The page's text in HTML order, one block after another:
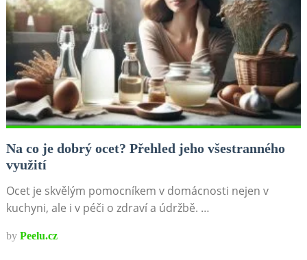
Na co je dobrý ocet? Přehled jeho všestranného
využití
Ocet je skvělým pomocníkem v domácnosti nejen v
kuchyni, ale i v péči o zdraví a údržbě. …
by Peelu.cz